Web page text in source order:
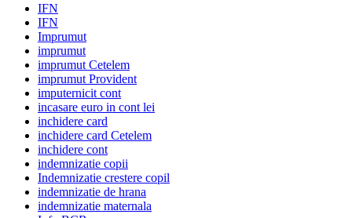
IFN
IFN
Imprumut
imprumut
imprumut Cetelem
imprumut Provident
imputernicit cont
incasare euro in cont lei
inchidere card
inchidere card Cetelem
inchidere cont
indemnizatie copii
Indemnizatie crestere copil
indemnizatie de hrana
indemnizatie maternala